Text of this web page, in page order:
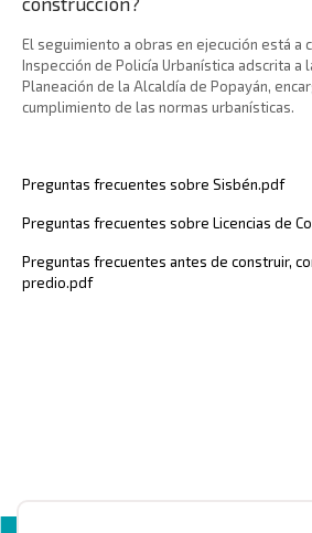
El seguimiento a obras en ejecución está a
Inspección de Policía Urbanística adscrita a
Planeación de la Alcaldía de Popayán,
cumplimiento de las normas urbanísticas.
Preguntas frecuentes sobre Sisbén.pdf
Preguntas frecuentes sobre Licencias de
Preguntas frecuentes antes de construir,
predio.pdf